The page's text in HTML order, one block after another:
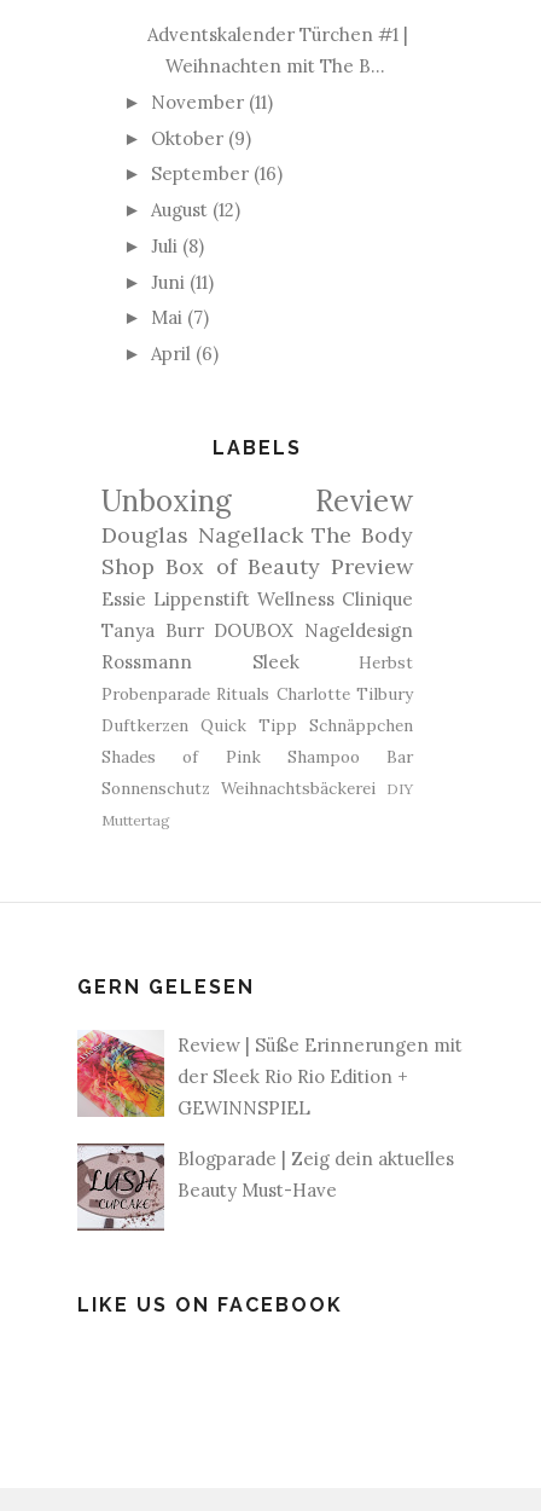
Adventskalender Türchen #1 |
Weihnachten mit The B...
► November (11)
► Oktober (9)
► September (16)
► August (12)
► Juli (8)
► Juni (11)
► Mai (7)
► April (6)
LABELS
Unboxing Review
Douglas Nagellack The Body
Shop Box of Beauty Preview
Essie Lippenstift Wellness Clinique
Tanya Burr DOUBOX Nageldesign
Rossmann
Sleek
Herbst
Probenparade Rituals Charlotte Tilbury
Duftkerzen Quick Tipp
Schnäppchen
Shades of Pink
Shampoo Bar
Sonnenschutz Weihnachtsbäckerei
DIY
Muttertag
GERN GELESEN
Review | Süße Erinnerungen mit
der Sleek Rio Rio Edition +
GEWINNSPIEL
Blogparade | Zeig dein aktuelles
Beauty Must-Have
LIKE US ON FACEBOOK